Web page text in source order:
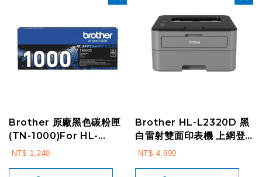
Brother 原廠黑色碳粉匣
(TN-1000)For HL-
1110/11210W/ DCP-15...
NT$ 1,240
Brother HL-L2320D 黑
白雷射雙面印表機 上網登
錄送好禮
NT$ 4,990